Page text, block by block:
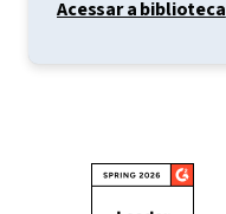
Acessar a biblioteca